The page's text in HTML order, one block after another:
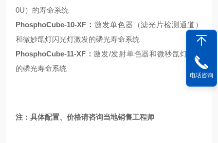
0U）的寿命系统
PhosphoCube-10-XF： 激发单色器（滤光片检测通道）
和微妙氙灯闪光灯激发的磷光寿命系统
PhosphoCube-11-XF：激发/发射单色器和微秒氙灯激发
的磷光寿命系统
注：具体配置、价格请咨询当地销售工程师
电话咨询